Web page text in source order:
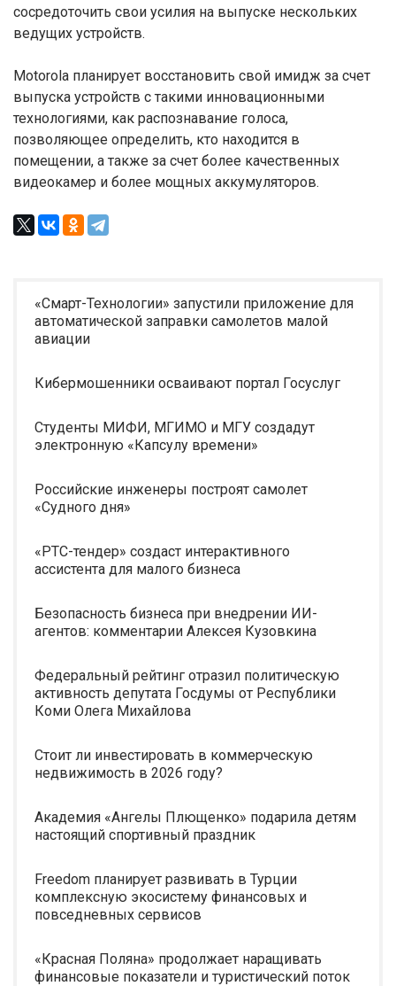
сосредоточить свои усилия на выпуске нескольких
ведущих устройств.
Motorola планирует восстановить свой имидж за счет
выпуска устройств с такими инновационными
технологиями, как распознавание голоса,
позволяющее определить, кто находится в
помещении, а также за счет более качественных
видеокамер и более мощных аккумуляторов.
«Смарт-Технологии» запустили приложение для
автоматической заправки самолетов малой
авиации
Кибермошенники осваивают портал Госуслуг
Студенты МИФИ, МГИМО и МГУ создадут
электронную «Капсулу времени»
Российские инженеры построят самолет
«Судного дня»
«РТС-тендер» создаст интерактивного
ассистента для малого бизнеса
Безопасность бизнеса при внедрении ИИ-
агентов: комментарии Алексея Кузовкина
Федеральный рейтинг отразил политическую
активность депутата Госдумы от Республики
Коми Олега Михайлова
Стоит ли инвестировать в коммерческую
недвижимость в 2026 году?
Академия «Ангелы Плющенко» подарила детям
настоящий спортивный праздник
Freedom планирует развивать в Турции
комплексную экосистему финансовых и
повседневных сервисов
«Красная Поляна» продолжает наращивать
финансовые показатели и туристический поток